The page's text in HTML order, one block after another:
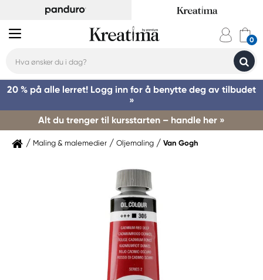
20 % på alle lerret! Logg inn for å benytte deg av tilbudet
»
Alt du trenger til kursstarten – handle her »
Maling & malemedier Oljemaling Van Gogh